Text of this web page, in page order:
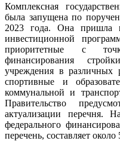
Комплексная
была запущена по
2023 года. Она пришла
инвестиционной
приоритетные с
финансирования
учреждения в различных
спортивные и
коммунальной и
Правительство
актуализации перечня.
федерального
перечень, составляет